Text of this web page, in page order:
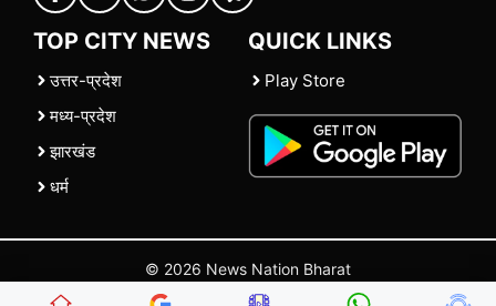
TOP CITY NEWS
उत्तर-प्रदेश
मध्य-प्रदेश
झारखंड
धर्म
QUICK LINKS
Play Store
© 2026 News Nation Bharat
| |Contact Us |Policies Terms and Conditions